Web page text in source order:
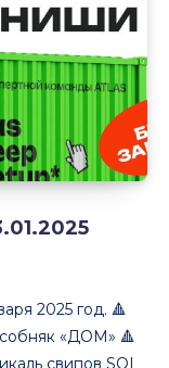
2025 год. 🔺
«ДОМ» 🔺
свипов SOI